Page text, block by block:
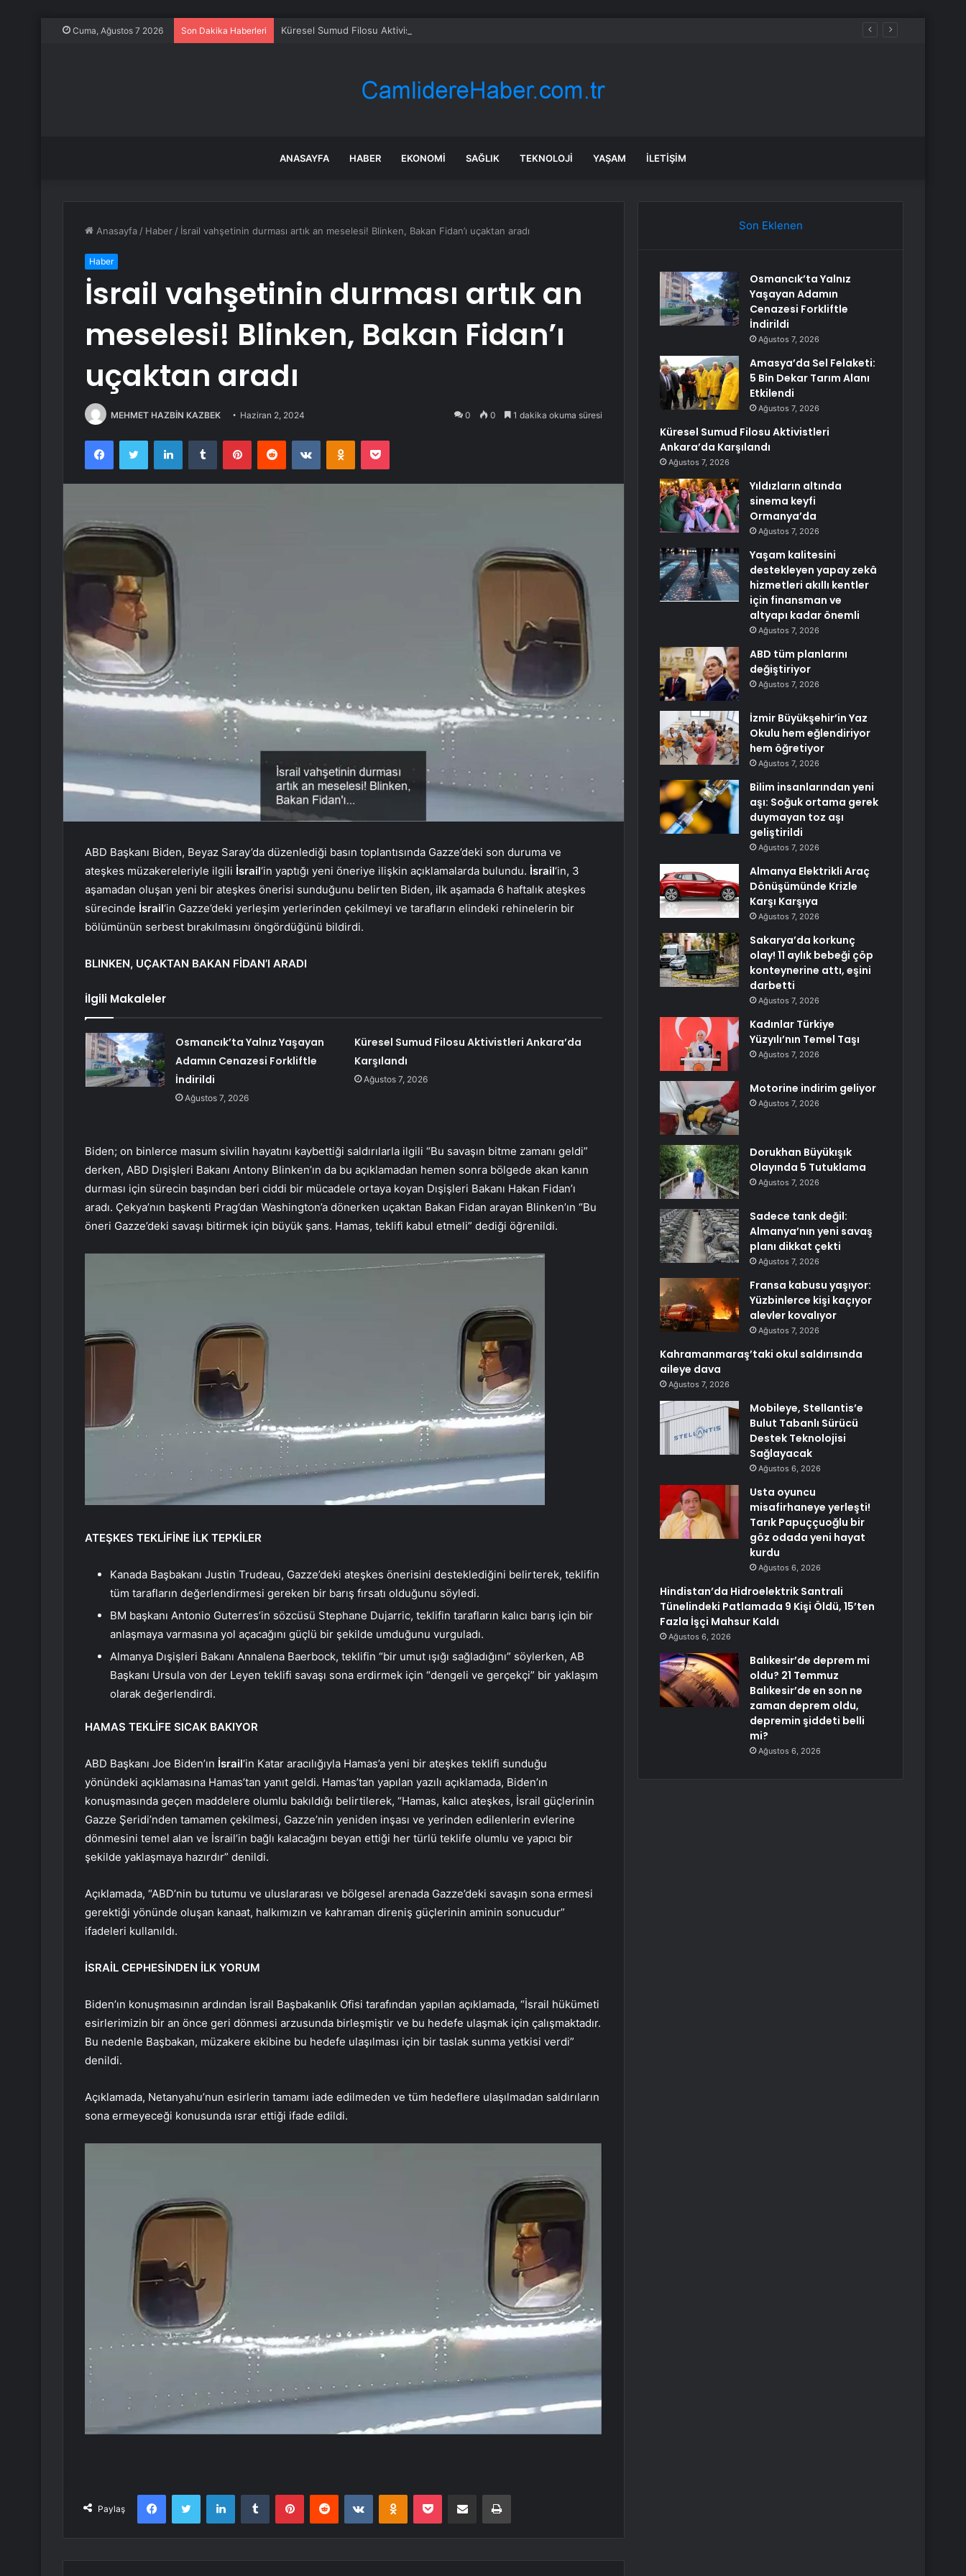
Cuma, Ağustos 7 2026 Son Dakika Haberleri Küresel Sumud Filosu Aktivistleri Ankara’da Karşılandı
ANASAYFA HABER EKONOMI SAĞLIK TEKNOLOJI YAŞAM İLETIŞIM
Anasayfa / Haber / İsrail vahşetinin durması artık an meselesi! Blinken, Bakan Fidan’ı uçaktan aradı
Haber
İsrail vahşetinin durması artık an
meselesi! Blinken, Bakan Fidan’ı
uçaktan aradı
MEHMET HAZBİN KAZBEK Haziran 2, 2024 0 0 1 dakika okuma süresi
FacebookTwitter LinkedInTumblr PinterestReddit VKontakteOdnoklassniki
Pocket
ABD Başkanı Biden, Beyaz Saray’da düzenlediği basın toplantısında Gazze’deki son duruma ve
ateşkes müzakereleriyle ilgili İsrail‘in yaptığı yeni öneriye ilişkin açıklamalarda bulundu. İsrail‘in, 3
aşamadan oluşan yeni bir ateşkes önerisi sunduğunu belirten Biden, ilk aşamada 6 haftalık ateşkes
sürecinde İsrail‘in Gazze’deki yerleşim yerlerinden çekilmeyi ve tarafların elindeki rehinelerin bir
bölümünün serbest bırakılmasını öngördüğünü bildirdi.
BLINKEN, UÇAKTAN BAKAN FİDAN’I ARADI
İlgili Makaleler
Osmancık’ta Yalnız Yaşayan
Adamın Cenazesi Forkliftle
İndirildi
Ağustos 7, 2026
Küresel Sumud Filosu Aktivistleri Ankara’da
Karşılandı
Ağustos 7, 2026
Biden; on binlerce masum sivilin hayatını kaybettiği saldırılarla ilgili “Bu savaşın bitme zamanı geldi”
derken, ABD Dışişleri Bakanı Antony Blinken’ın da bu açıklamadan hemen sonra bölgede akan kanın
durması için sürecin başından beri ciddi bir mücadele ortaya koyan Dışişleri Bakanı Hakan Fidan’ı
aradı. Çekya’nın başkenti Prag’dan Washington’a dönerken uçaktan Bakan Fidan arayan Blinken’ın “Bu
öneri Gazze’deki savaşı bitirmek için büyük şans. Hamas, teklifi kabul etmeli” dediği öğrenildi.
ATEŞKES TEKLİFİNE İLK TEPKİLER
Kanada Başbakanı Justin Trudeau, Gazze’deki ateşkes önerisini desteklediğini belirterek, teklifin
tüm tarafların değerlendirmesi gereken bir barış fırsatı olduğunu söyledi.
BM başkanı Antonio Guterres’in sözcüsü Stephane Dujarric, teklifin tarafların kalıcı barış için bir
anlaşmaya varmasına yol açacağını güçlü bir şekilde umduğunu vurguladı.
Almanya Dışişleri Bakanı Annalena Baerbock, teklifin “bir umut ışığı sağladığını” söylerken, AB
Başkanı Ursula von der Leyen teklifi savaşı sona erdirmek için “dengeli ve gerçekçi” bir yaklaşım
olarak değerlendirdi.
HAMAS TEKLİFE SICAK BAKIYOR
ABD Başkanı Joe Biden’ın İsrail‘in Katar aracılığıyla Hamas’a yeni bir ateşkes teklifi sunduğu
yönündeki açıklamasına Hamas’tan yanıt geldi. Hamas’tan yapılan yazılı açıklamada, Biden’ın
konuşmasında geçen maddelere olumlu bakıldığı belirtilerek, “Hamas, kalıcı ateşkes, İsrail güçlerinin
Gazze Şeridi’nden tamamen çekilmesi, Gazze’nin yeniden inşası ve yerinden edilenlerin evlerine
dönmesini temel alan ve İsrail’in bağlı kalacağını beyan ettiği her türlü teklife olumlu ve yapıcı bir
şekilde yaklaşmaya hazırdır” denildi.
Açıklamada, “ABD’nin bu tutumu ve uluslararası ve bölgesel arenada Gazze’deki savaşın sona ermesi
gerektiği yönünde oluşan kanaat, halkımızın ve kahraman direniş güçlerinin aminin sonucudur”
ifadeleri kullanıldı.
İSRAİL CEPHESİNDEN İLK YORUM
Biden’ın konuşmasının ardından İsrail Başbakanlık Ofisi tarafından yapılan açıklamada, “İsrail hükümeti
esirlerimizin bir an önce geri dönmesi arzusunda birleşmiştir ve bu hedefe ulaşmak için çalışmaktadır.
Bu nedenle Başbakan, müzakere ekibine bu hedefe ulaşılması için bir taslak sunma yetkisi verdi”
denildi.
Açıklamada, Netanyahu’nun esirlerin tamamı iade edilmeden ve tüm hedeflere ulaşılmadan saldırıların
sona ermeyeceği konusunda ısrar ettiği ifade edildi.
Paylaş
FacebookTwitter LinkedInTumblr PinterestReddit VKontakteOdnoklassniki
Pocket E-Posta ile paylaş Yazdır
Son Eklenen
Osmancık’ta Yalnız
Yaşayan Adamın
Cenazesi Forkliftle
İndirildi
Ağustos 7, 2026
Amasya’da Sel Felaketi:
5 Bin Dekar Tarım Alanı
Etkilendi
Ağustos 7, 2026
Küresel Sumud Filosu Aktivistleri
Ankara’da Karşılandı
Ağustos 7, 2026
Yıldızların altında
sinema keyfi
Ormanya’da
Ağustos 7, 2026
Yaşam kalitesini
destekleyen yapay zekâ
hizmetleri akıllı kentler
için finansman ve
altyapı kadar önemli
Ağustos 7, 2026
ABD tüm planlarını
değiştiriyor
Ağustos 7, 2026
İzmir Büyükşehir’in Yaz
Okulu hem eğlendiriyor
hem öğretiyor
Ağustos 7, 2026
Bilim insanlarından yeni
aşı: Soğuk ortama gerek
duymayan toz aşı
geliştirildi
Ağustos 7, 2026
Almanya Elektrikli Araç
Dönüşümünde Krizle
Karşı Karşıya
Ağustos 7, 2026
Sakarya’da korkunç
olay! 11 aylık bebeği çöp
konteynerine attı, eşini
darbetti
Ağustos 7, 2026
Kadınlar Türkiye
Yüzyılı’nın Temel Taşı
Ağustos 7, 2026
Motorine indirim geliyor
Ağustos 7, 2026
Dorukhan Büyükışık
Olayında 5 Tutuklama
Ağustos 7, 2026
Sadece tank değil:
Almanya’nın yeni savaş
planı dikkat çekti
Ağustos 7, 2026
Fransa kabusu yaşıyor:
Yüzbinlerce kişi kaçıyor
alevler kovalıyor
Ağustos 7, 2026
Kahramanmaraş’taki okul saldırısında
aileye dava
Ağustos 7, 2026
Mobileye, Stellantis’e
Bulut Tabanlı Sürücü
Destek Teknolojisi
Sağlayacak
Ağustos 6, 2026
Usta oyuncu
misafirhaneye yerleşti!
Tarık Papuççuoğlu bir
göz odada yeni hayat
kurdu
Ağustos 6, 2026
Hindistan’da Hidroelektrik Santrali
Tünelindeki Patlamada 9 Kişi Öldü, 15’ten
Fazla İşçi Mahsur Kaldı
Ağustos 6, 2026
Balıkesir’de deprem mi
oldu? 21 Temmuz
Balıkesir’de en son ne
zaman deprem oldu,
depremin şiddeti belli
mi?
Ağustos 6, 2026